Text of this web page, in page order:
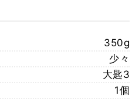
350g
少々
大匙3
1個